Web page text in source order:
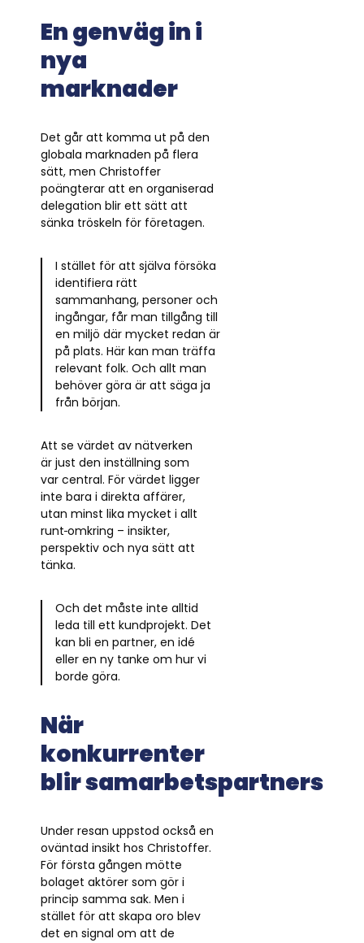
En genväg in i
nya
marknader
Det går att komma ut på den
globala marknaden på flera
sätt, men Christoffer
poängterar att en organiserad
delegation blir ett sätt att
sänka tröskeln för företagen.
I stället för att själva försöka
identifiera rätt
sammanhang, personer och
ingångar, får man tillgång till
en miljö där mycket redan är
på plats. Här kan man träffa
relevant folk. Och allt man
behöver göra är att säga ja
från början.
Att se värdet av nätverken
är just den inställning som
var central. För värdet ligger
inte bara i direkta affärer,
utan minst lika mycket i allt
runt omkring – insikter,
perspektiv och nya sätt att
tänka.
Och det måste inte alltid
leda till ett kundprojekt. Det
kan bli en partner, en idé
eller en ny tanke om hur vi
borde göra.
När
konkurrenter
blir samarbetspartners
Under resan uppstod också en
oväntad insikt hos Christoffer.
För första gången mötte
bolaget aktörer som gör i
princip samma sak. Men i
stället för att skapa oro blev
det en signal om att de